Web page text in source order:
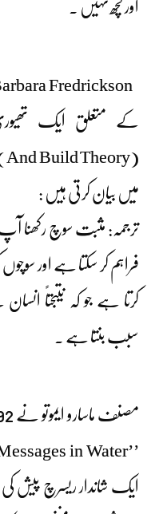
اور کچھ نہیں ۔
کے متعلق ایک
میں بیان کرتی ہیں :
ترجمہ: مثبت سوچ
فراہم کر سکتا ہے اور
کرتا ہے جو کہ نتیجتاً
سبب بنتا ہے ۔
ایک شاندار ریسرچ پیش